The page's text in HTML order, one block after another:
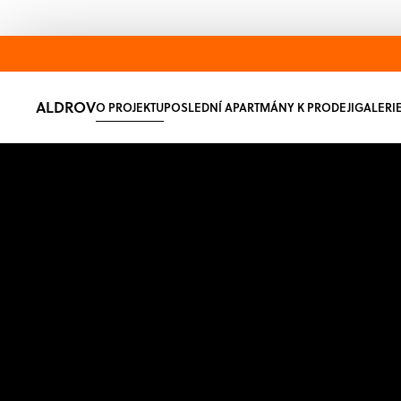
PROJEKTY V PRODEJIPROJEKTY V
ALDROVO PROJEKTUPOSLEDNÍ APARTMÁNY K PRODEJIGALERIE